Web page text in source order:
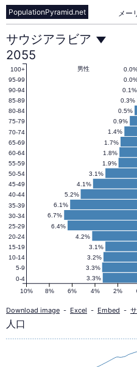
メー
PopulationPyramid.net
サ
ウ
ジ
ア
ラ
ビ
ア
の
人
口
サウジアラビア
2055
3.3%
3.3%
3.2%
3.1%
4.2%
6.4%
6.7%
6.1%
5.2%
4.1%
3.1%
1.9%
1.8%
1.7%
1.4%
0.9%
0.5%
0.3%
0.1%
男性
10% 8% 6% 4% 2%
0-4
5-9
10-14
15-19
20-24
25-29
30-34
35-39
40-44
45-49
50-54
55-59
60-64
65-69
70-74
75-79
80-84
85-89
90-94
95-99
100+
Download image - Excel - Embed -
人口